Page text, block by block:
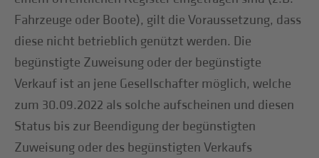
Fahrzeuge oder Boote), gilt die Voraussetzung, dass
diese nicht betrieblich genützt werden. Die
begünstigte Zuweisung oder der begünstigte
Verkauf ist an jene Gesellschafter möglich, welche
zum 30.09.2022 als solche aufscheinen und diesen
Status bis zur Beendigung der begünstigten
Zuweisung oder des begünstigten Verkaufs